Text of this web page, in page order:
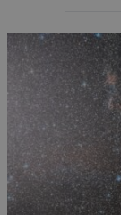
povrch
podobnou
takzvané